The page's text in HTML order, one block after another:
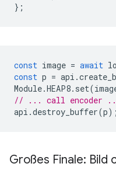
};
const image = await
const p = api .
Module.HEAP8. set(
// ... call encoder
api .destroy_buffer(p);
Großes Finale: Bild